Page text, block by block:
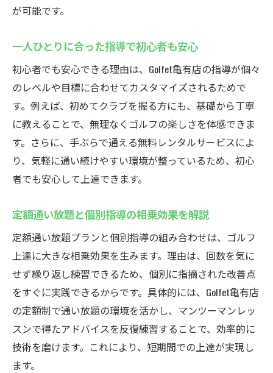
が可能です。
一人ひとりに合った指導で初心者も安心
初心者でも安心できる理由は、Golfet亀有店の指導が個々
のレベルや目標に合わせてカスタマイズされるためで
す。例えば、初めてクラブを握る方にも、基礎から丁寧
に教えることで、無理なくゴルフの楽しさを体感できま
す。さらに、手ぶらで通える無料レンタルサービスによ
り、気軽に通い続けやすい環境が整っているため、初心
者でも安心して上達できます。
定額通い放題と個別指導の相乗効果を解説
定額通い放題プランと個別指導の組み合わせは、ゴルフ
上達に大きな相乗効果を生みます。理由は、回数を気に
せず繰り返し練習できるため、個別に指摘された改善点
をすぐに実践できるからです。具体的には、Golfet亀有店
の定額制で通い放題の環境を活かし、マンツーマンレッ
スンで得たアドバイスを反復練習することで、効率的に
技術を磨けます。これにより、短期間での上達が実現し
ます。